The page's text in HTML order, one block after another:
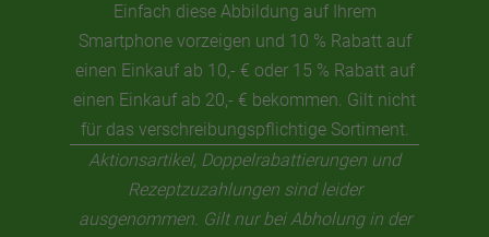
Einfach diese Abbildung auf Ihrem
Smartphone vorzeigen und 10 % Rabatt auf
einen Einkauf ab 10,- € oder 15 % Rabatt auf
einen Einkauf ab 20,- € bekommen. Gilt nicht
für das verschreibungspflichtige Sortiment.
Aktionsartikel, Doppelrabattierungen und
Rezeptzuzahlungen sind leider
ausgenommen. Gilt nur bei Abholung in der